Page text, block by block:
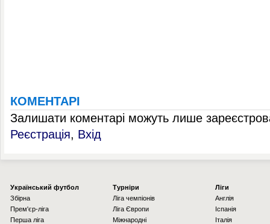
КОМЕНТАРІ
Залишати коментарі можуть лише
Реєстрація, Вхід
Українcький футбол
Збірна
Прем'єр-ліга
Перша ліга
Турніри
Ліга чемпіонів
Ліга Європи
Міжнародні
Ліги
Англія
Іспанія
Італія